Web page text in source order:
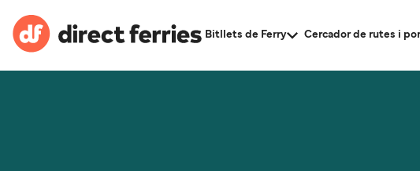
Bitllets de Ferry Cercador de rutes i